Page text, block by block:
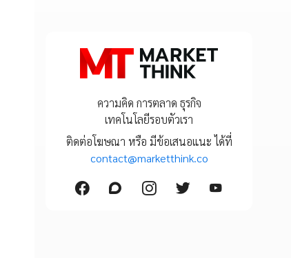
ความคิด การตลาด ธุรกิจ
เทคโนโลยีรอบตัวเรา
ติดต่อโฆษณา หรือ มีข้อเสนอแนะ ได้ที่
contact@marketthink.co